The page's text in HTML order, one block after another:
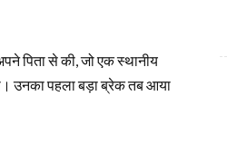
पिता से की, जो एक स्थानीय
उनका पहला बड़ा ब्रेक तब आया